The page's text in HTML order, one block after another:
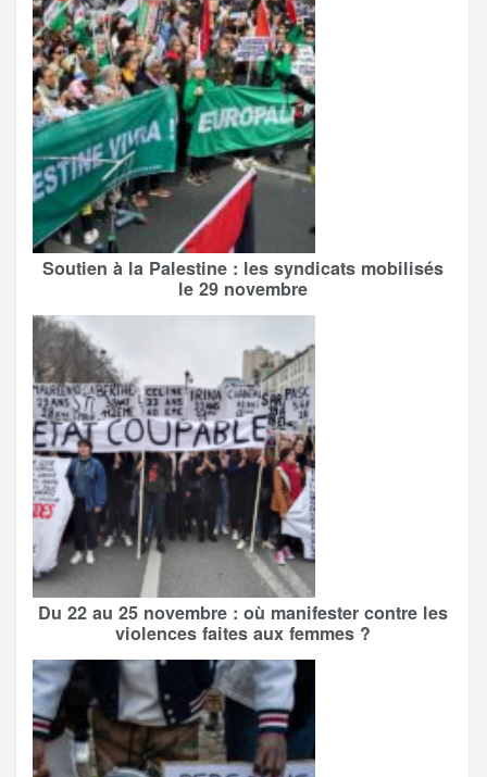
Soutien à la Palestine : les syndicats mobilisés
le 29 novembre
Du 22 au 25 novembre : où manifester contre les
violences faites aux femmes ?